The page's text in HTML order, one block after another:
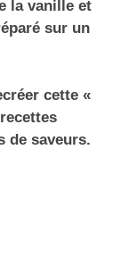
la vanille et
sur un
cette «
de saveurs.